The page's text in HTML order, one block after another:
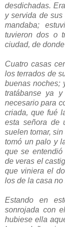
desdichadas.
y servida de
mandaba;
tuvieron dos o
ciudad, de
Cuatro casas
los terrados de
buenas noches;
tratábanse ya
necesario para
criada, que fué
esta señora de
suelen tomar,
tomó un palo y
que se
de veras el
que viniera el
los de la casa
Estando en
sonrojada con
hubiese ella